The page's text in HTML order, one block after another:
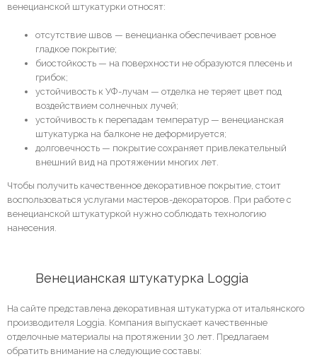
венецианской штукатурки относят:
отсутствие швов — венецианка обеспечивает ровное
гладкое покрытие;
биостойкость — на поверхности не образуются плесень и
грибок;
устойчивость к УФ-лучам — отделка не теряет цвет под
воздействием солнечных лучей;
устойчивость к перепадам температур — венецианская
штукатурка на балконе не деформируется;
долговечность — покрытие сохраняет привлекательный
внешний вид на протяжении многих лет.
Чтобы получить качественное декоративное покрытие, стоит
воспользоваться услугами мастеров-декораторов. При работе с
венецианской штукатуркой нужно соблюдать технологию
нанесения.
	Венецианская штукатурка
Loggia
На сайте представлена декоративная штукатурка от итальянского
производителя Loggia. Компания выпускает качественные
отделочные материалы на протяжении 30 лет. Предлагаем
обратить внимание на следующие составы: